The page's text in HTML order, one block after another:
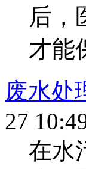
后，
才能
废水处
27
在水